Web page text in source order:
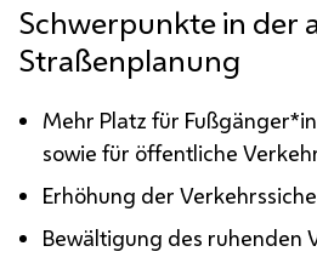
Schwerpunkte in der
Straßenplanung
Mehr Platz für
sowie für öffentliche
Erhöhung der
Bewältigung des ruhenden